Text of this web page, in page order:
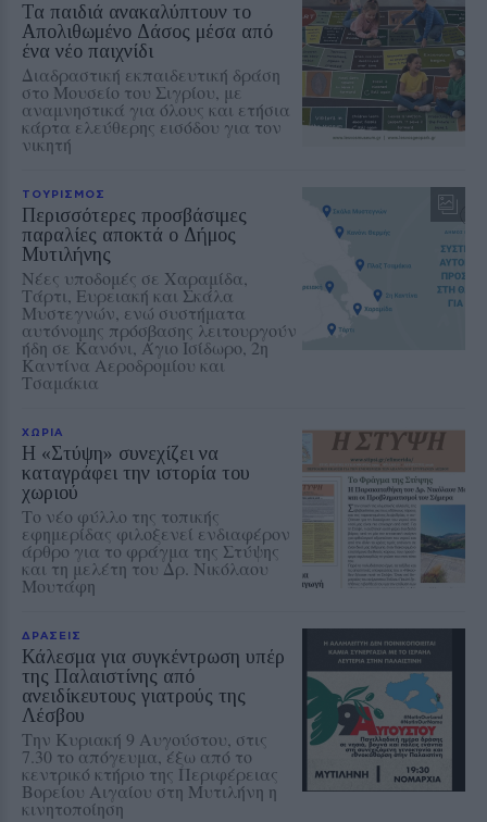
Τα παιδιά ανακαλύπτουν το
Απολιθωμένο Δάσος μέσα από
ένα νέο παιχνίδι
Διαδραστική εκπαιδευτική δράση
στο Μουσείο του Σιγρίου, με
αναμνηστικά για όλους και ετήσια
κάρτα ελεύθερης εισόδου για τον
νικητή
ΤΟΥΡΙΣΜΟΣ
Περισσότερες προσβάσιμες
παραλίες αποκτά ο Δήμος
Μυτιλήνης
Νέες υποδομές σε Χαραμίδα,
Τάρτι, Ευρειακή και Σκάλα
Μυστεγνών, ενώ συστήματα
αυτόνομης πρόσβασης λειτουργούν
ήδη σε Κανόνι, Άγιο Ισίδωρο, 2η
Καντίνα Αεροδρομίου και
Τσαμάκια
ΧΩΡΙΑ
Η «Στύψη» συνεχίζει να
καταγράφει την ιστορία του
χωριού
Το νέο φύλλο της τοπικής
εφημερίδας φιλοξενεί ενδιαφέρον
άρθρο για το φράγμα της Στύψης
και τη μελέτη του Δρ. Νικόλαου
Μουτάφη
ΔΡΑΣΕΙΣ
Κάλεσμα για συγκέντρωση υπέρ
της Παλαιστίνης από
ανειδίκευτους γιατρούς της
Λέσβου
Την Κυριακή 9 Αυγούστου, στις
7.30 το απόγευμα, έξω από το
κεντρικό κτήριο της Περιφέρειας
Βορείου Αιγαίου στη Μυτιλήνη η
κινητοποίηση